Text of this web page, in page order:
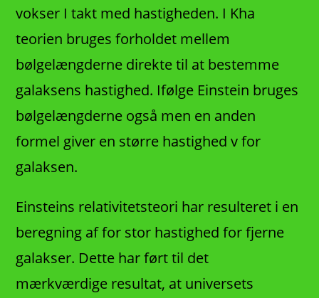
vokser I takt med hastigheden. I Kha
teorien bruges forholdet mellem
bølgelængderne direkte til at bestemme
galaksens hastighed. Ifølge Einstein bruges
bølgelængderne også men en anden
formel giver en større hastighed v for
galaksen.
Einsteins relativitetsteori har resulteret i en
beregning af for stor hastighed for fjerne
galakser. Dette har ført til det
mærkværdige resultat, at universets